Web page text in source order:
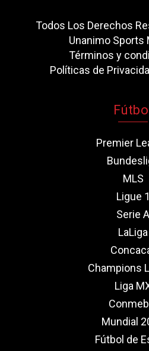
Todos Los Derechos
Unanimo Sports
Términos y
Políticas de
Fútbol
Premier
MLS
Ligue 1
Serie A
LaLiga
Champions
Liga
Mundial
Fútbol de